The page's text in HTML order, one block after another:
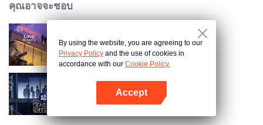
คน
คุณอาจจะชอบ
Love actually S4
An Exciting Offer S6
By using the website, you are agreeing to our
Privacy Policy and the use of cookies in
accordance with our Cookie Policy.
Accept